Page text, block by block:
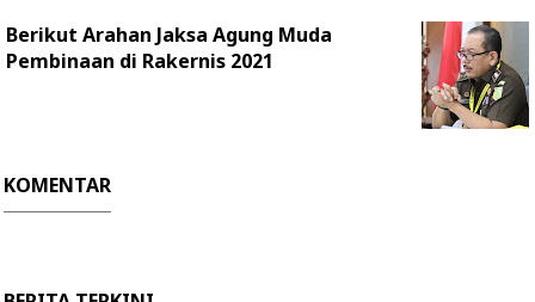
Berikut Arahan Jaksa Agung Muda
Pembinaan di Rakernis 2021
KOMENTAR